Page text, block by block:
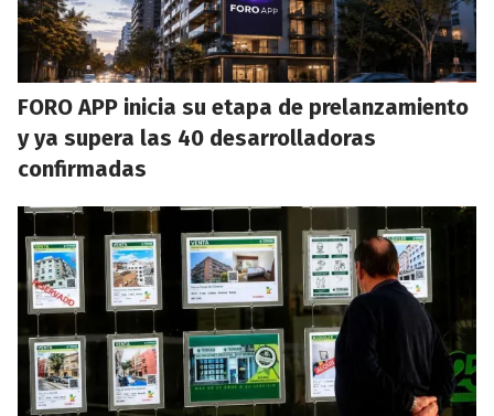
FORO APP inicia su etapa de prelanzamiento
y ya supera las 40 desarrolladoras
confirmadas